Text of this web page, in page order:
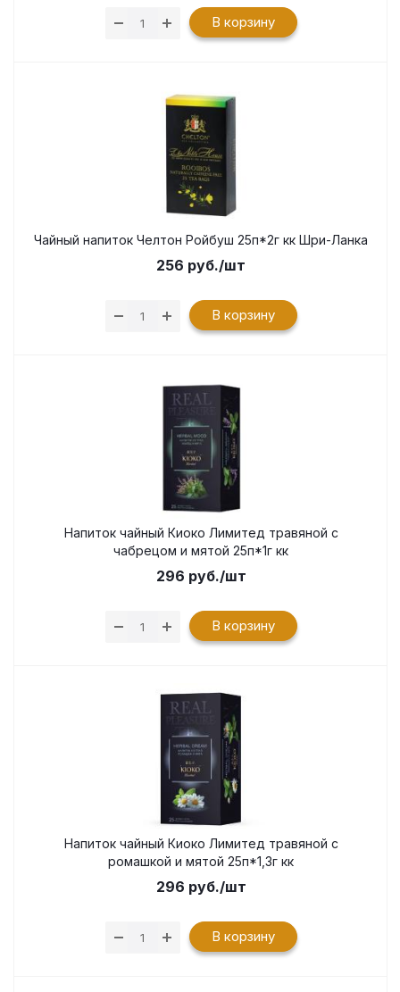
В корзину
Чайный напиток Челтон Ройбуш 25п*2г кк Шри-Ланка
256 руб./шт
В корзину
Напиток чайный Киоко Лимитед травяной с
чабрецом и мятой 25п*1г кк
296 руб./шт
В корзину
Напиток чайный Киоко Лимитед травяной с
ромашкой и мятой 25п*1,3г кк
296 руб./шт
В корзину